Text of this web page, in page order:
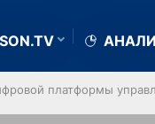
платформы